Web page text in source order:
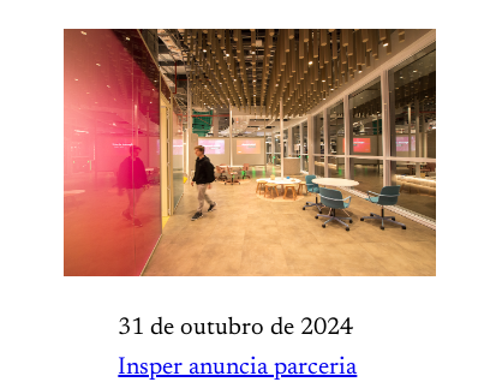
31 de outubro de 2024
Insper anuncia parceria